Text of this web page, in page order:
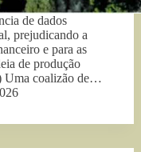
de dados
prejudicando a
e para as
de produção
Uma coalizão de…